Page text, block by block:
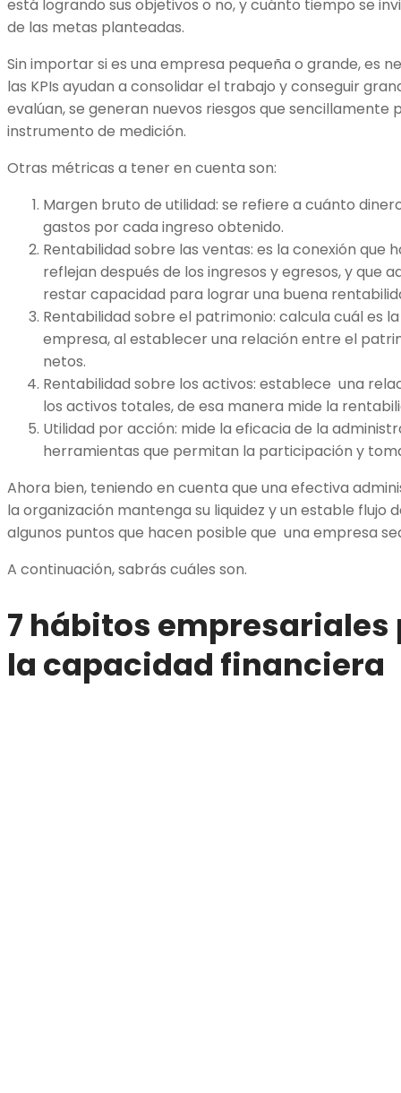
está logrando sus objetivos o no, y cuánto tiempo se
de las metas planteadas.
Sin importar si es una empresa pequeña o grande, es
las KPIs ayudan a consolidar el trabajo y conseguir
evalúan, se generan nuevos riesgos que sencillamente
instrumento de medición.
Otras métricas a tener en cuenta son:
Margen bruto de utilidad: se refiere a cuánto
gastos por cada ingreso obtenido.
Rentabilidad sobre las ventas: es la conexión que
reflejan después de los ingresos y egresos, y que
restar capacidad para lograr una buena
Rentabilidad sobre el patrimonio: calcula cuál es
empresa, al establecer una relación entre el
netos.
Rentabilidad sobre los activos: establece una
los activos totales, de esa manera mide la
Utilidad por acción: mide la eficacia de la
herramientas que permitan la participación y
Ahora bien, teniendo en cuenta que una efectiva
la organización mantenga su liquidez y un estable flujo
algunos puntos que hacen posible que una empresa
A continuación, sabrás cuáles son.
7 hábitos
la capacidad financiera